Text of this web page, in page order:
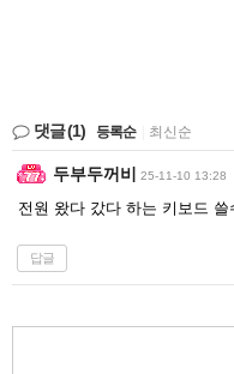
댓글(1) 등록순 최신순
두부두꺼비 25-11-10 13:28
전원 왔다 갔다 하는 키보드 쓸
답글